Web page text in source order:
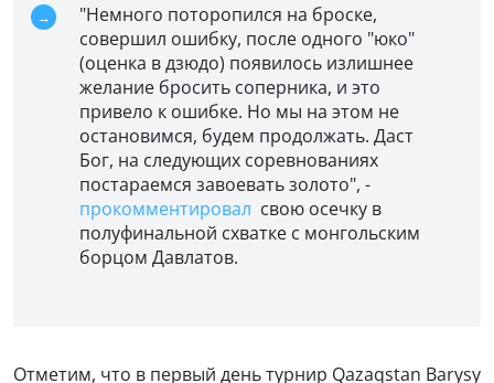
"Немного поторопился на броске,
совершил ошибку, после одного "юко"
(оценка в дзюдо) появилось излишнее
желание бросить соперника, и это
привело к ошибке. Но мы на этом не
остановимся, будем продолжать. Даст
Бог, на следующих соревнованиях
постараемся завоевать золото", -
прокомментировал свою осечку в
полуфинальной схватке с монгольским
борцом Давлатов.
Отметим, что в первый день турнир Qazaqstan Barysy